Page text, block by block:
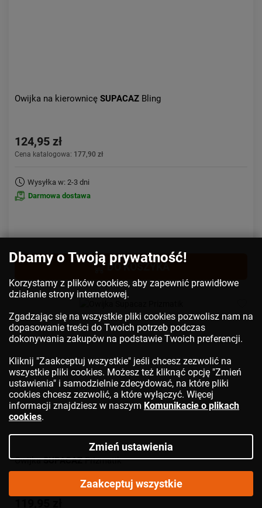
Owijka na kierownicę SUPACAZ Bling
124,95 zł
Cena katalogowa: 177,90 zł
Wysyłka w: 2-3 dni
Darmowa dostawa
DO KOSZYKA
OwijkaSUPACAZPrizmatik
Dbamy o Twoją prywatność!
Korzystamy z plików cookies, aby zapewnić prawidłowe
działanie strony internetowej.
Zgadzając się na wszystkie pliki cookies pozwolisz nam na
dopasowanie treści do Twoich potrzeb podczas
dokonywania zakupów na podstawie Twoich preferencji.
Kliknij "Zaakceptuj wszystkie" jeśli chcesz zezwolić na
wszystkie pliki cookies. Możesz też kliknąć opcję "Zmień
ustawienia" i samodzielnie zdecydować, na które pliki
cookies chcesz zezwolić, a które wyłączyć. Więcej
informacji znajdziesz w naszym Komunikacie o plikach
cookies.
Zmień ustawienia
Zaakceptuj wszystkie